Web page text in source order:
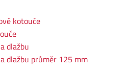
/
kotouče
dlažbu
dlažbu průměr 125 mm